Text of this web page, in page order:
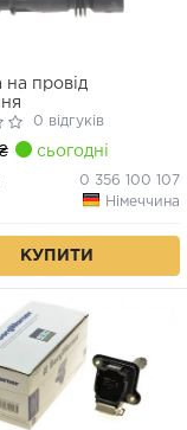
на провід
0 відгуків
₴ сьогодні
0 356 100 107
Німеччина
КУПИТИ